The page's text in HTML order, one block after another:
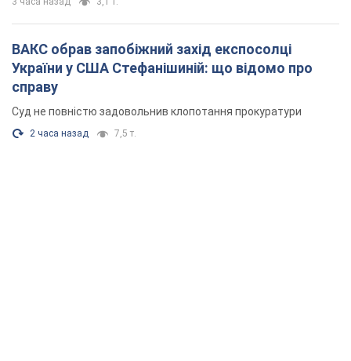
ВАКС обрав запобіжний захід експосолці
України у США Стефанішиній: що відомо про
справу
Суд не повністю задовольнив клопотання прокуратури
2 часа назад 7,5 т.